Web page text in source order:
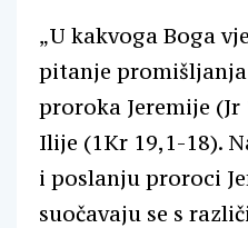
„U kakvoga Boga
pitanje
proroka Jeremije (Jr
Ilije (1Kr 19,1-18).
i poslanju proroci
suočavaju se s